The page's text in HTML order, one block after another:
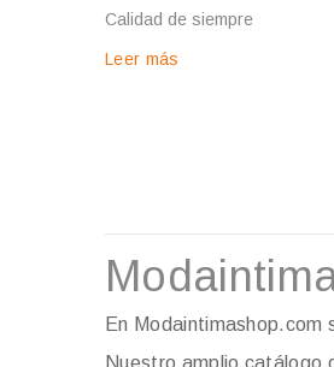
Calidad de siempre
Leer más
En Modaintimashop.com
Nuestro amplio catálogo